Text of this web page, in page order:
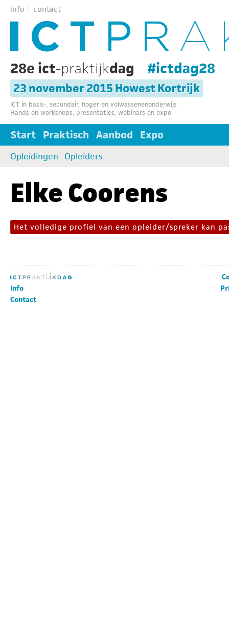
info contact
28e ict-praktijkdag #ictdag28
23 november 2015 Howest Kortrijk
ICT in basis-, secundair, hoger en volwassenenonderwijs
Hands-on workshops, presentaties, webinars en expo
Start Praktisch Aanbod Expo
Opleidingen Opleiders
Elke Coorens
Het volledige profiel van een opleider/spreker kan
Info
Contact